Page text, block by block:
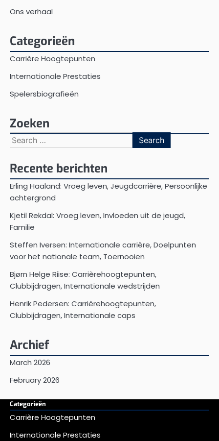
Ons verhaal
Categorieën
Carrière Hoogtepunten
Internationale Prestaties
Spelersbiografieën
Zoeken
Search
for:
Recente berichten
Erling Haaland: Vroeg leven, Jeugdcarrière, Persoonlijke
achtergrond
Kjetil Rekdal: Vroeg leven, Invloeden uit de jeugd,
Familie
Steffen Iversen: Internationale carrière, Doelpunten
voor het nationale team, Toernooien
Bjørn Helge Riise: Carrièrehoogtepunten,
Clubbijdragen, Internationale wedstrijden
Henrik Pedersen: Carrièrehoogtepunten,
Clubbijdragen, Internationale caps
Archief
March 2026
February 2026
Categorieën
Carrière Hoogtepunten
Internationale Prestaties